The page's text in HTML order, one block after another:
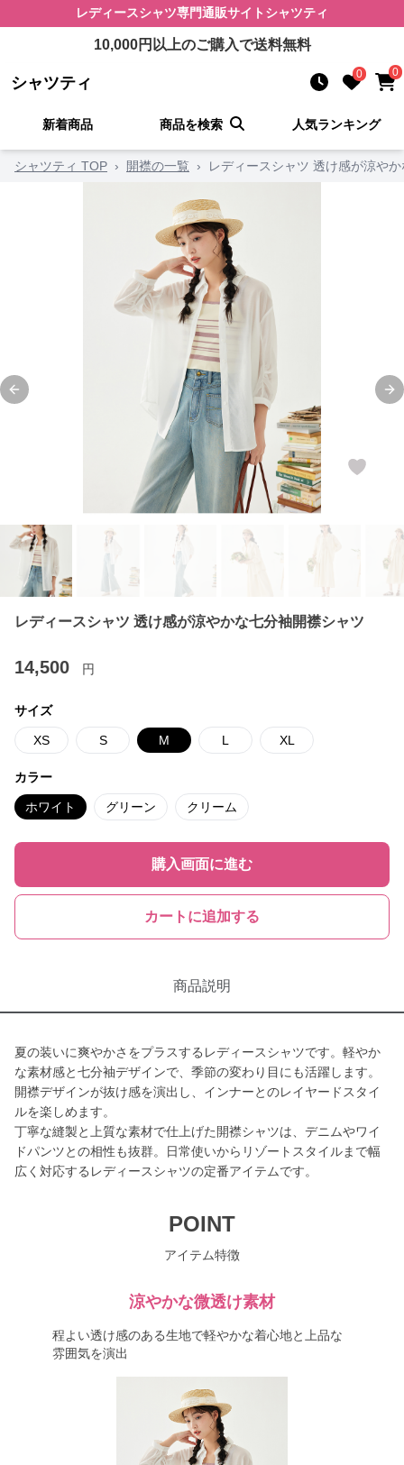
レディースシャツ専門通販サイト シャツティ
10,000円以上のご購入で送料無料
シャツティ 0 0
新着商品 商品を検索 人気ランキング
シャツティ TOP › 開襟の一覧 › レディースシャツ 透け感が涼や
Previous slide
レディースシャツ 透け感が涼やかな七分袖開襟シャツ
14,500 円
サイズ
XS S M L XL
カラー
ホワイト グリーン クリーム
購入画面に進む
カートに追加する
商品説明
夏の装いに爽やかさをプラスするレディースシャツです。軽やか
な素材感と七分袖デザインで、季節の変わり目にも活躍します。
開襟デザインが抜け感を演出し、インナーとのレイヤードスタイ
ルを楽しめます。
丁寧な縫製と上質な素材で仕上げた開襟シャツは、デニムやワイ
ドパンツとの相性も抜群。日常使いからリゾートスタイルまで幅
広く対応するレディースシャツの定番アイテムです。
POINT
アイテム特徴
涼やかな微透け素材
程よい透け感のある生地で軽やかな着心地と上品な
雰囲気を演出